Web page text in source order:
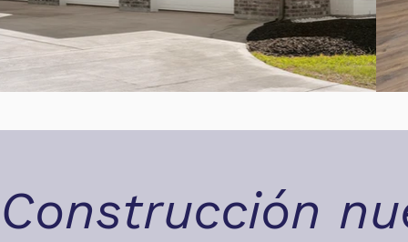
Construcción